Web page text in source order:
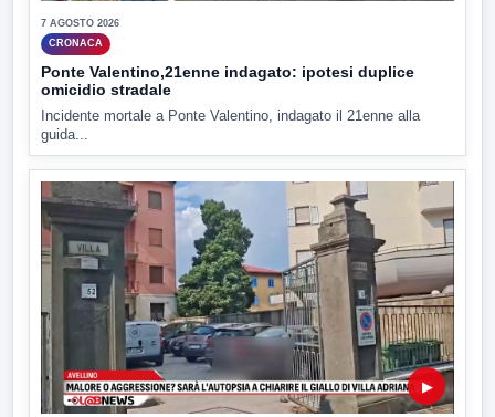
7 AGOSTO 2026
CRONACA
Ponte Valentino,21enne indagato: ipotesi duplice
omicidio stradale
Incidente mortale a Ponte Valentino, indagato il 21enne alla
guida...
▶